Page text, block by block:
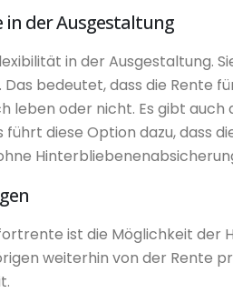
der Ausgestaltung
in der Ausgestaltung.
bedeutet, dass die Rente
leben oder nicht. Es gibt
führt diese Option dazu, dass
ist die Möglichkeit der
weiterhin von der Rente